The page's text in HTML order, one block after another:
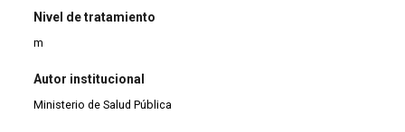
Nivel de tratamiento
m
Autor institucional
Ministerio de Salud Pública